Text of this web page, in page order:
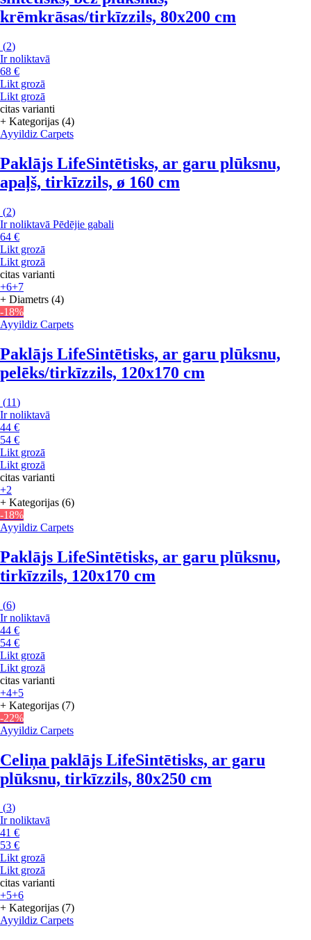
krēmkrāsas/tirkīzzils, 80x200 cm
(2)
Ir noliktavā
68 €
Likt grozā
Likt grozā
citas varianti
+ Kategorijas (4)
Ayyildiz Carpets
Paklājs LifeSintētisks, ar garu plūksnu,
apaļš, tirkīzzils, ø 160 cm
(2)
Ir noliktavā Pēdējie gabali
64 €
Likt grozā
Likt grozā
citas varianti
+6+7
+ Diametrs (4)
-18%
Ayyildiz Carpets
Paklājs LifeSintētisks, ar garu plūksnu,
pelēks/tirkīzzils, 120x170 cm
(11)
Ir noliktavā
44 €
54 €
Likt grozā
Likt grozā
citas varianti
+2
+ Kategorijas (6)
-18%
Ayyildiz Carpets
Paklājs LifeSintētisks, ar garu plūksnu,
tirkīzzils, 120x170 cm
(6)
Ir noliktavā
44 €
54 €
Likt grozā
Likt grozā
citas varianti
+4+5
+ Kategorijas (7)
-22%
Ayyildiz Carpets
Celiņa paklājs LifeSintētisks, ar garu
plūksnu, tirkīzzils, 80x250 cm
(3)
Ir noliktavā
41 €
53 €
Likt grozā
Likt grozā
citas varianti
+5+6
+ Kategorijas (7)
Ayyildiz Carpets